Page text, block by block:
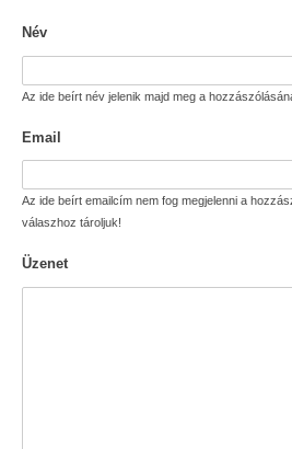
Név
Az ide beírt név jelenik majd meg a
Email
Az ide beírt emailcím nem fog megjelenni a
válaszhoz tároljuk!
Üzenet